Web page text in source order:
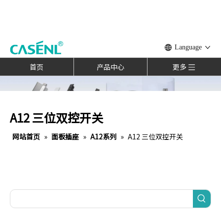
Language
首页 产品中心 更多
A12 三位双控开关
网站首页 » 面板插座 » A12系列 » A12 三位双控开关